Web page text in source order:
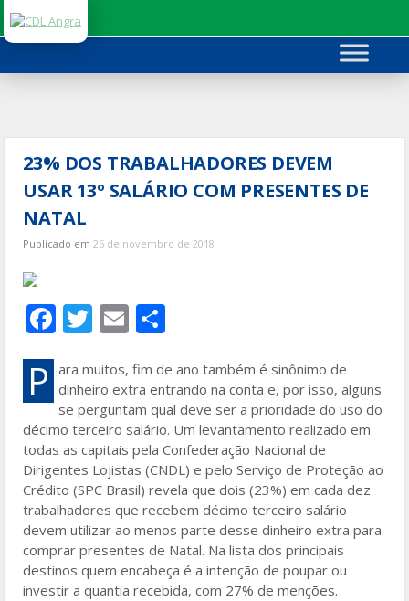
para
conteúdo
23% DOS TRABALHADORES DEVEM
USAR 13º SALÁRIO COM PRESENTES DE
NATAL
Publicado em26 de novembro de 2018
F
ac
e
b
o
o
k
T
w
itt
er
E
m
ai
l
ar
e
P
ara muitos, fim de ano também é sinônimo de
dinheiro extra entrando na conta e, por isso, alguns
se perguntam qual deve ser a prioridade do uso do
décimo terceiro salário. Um levantamento realizado em
todas as capitais pela Confederação Nacional de
Dirigentes Lojistas (CNDL) e pelo Serviço de Proteção ao
Crédito (SPC Brasil) revela que dois (23%) em cada dez
trabalhadores que recebem décimo terceiro salário
devem utilizar ao menos parte desse dinheiro extra para
comprar presentes de Natal. Na lista dos principais
destinos quem encabeça é a intenção de poupar ou
investir a quantia recebida, com 27% de menções.